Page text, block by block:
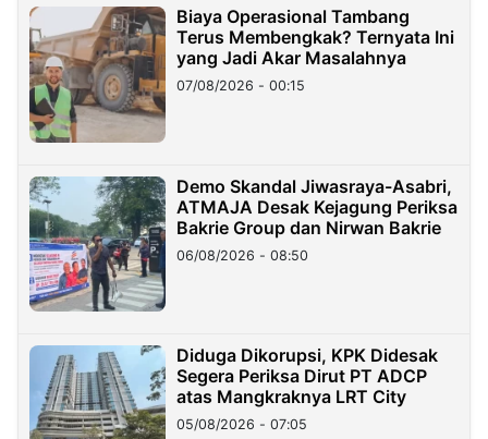
Biaya Operasional Tambang
Terus Membengkak? Ternyata Ini
yang Jadi Akar Masalahnya
07/08/2026 - 00:15
Demo Skandal Jiwasraya-Asabri,
ATMAJA Desak Kejagung Periksa
Bakrie Group dan Nirwan Bakrie
06/08/2026 - 08:50
Diduga Dikorupsi, KPK Didesak
Segera Periksa Dirut PT ADCP
atas Mangkraknya LRT City
05/08/2026 - 07:05